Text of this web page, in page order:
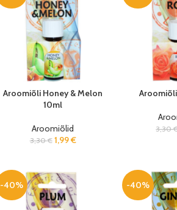
Aroomiõli Honey & Melon
10ml
Aroomiõlid
3,30€ 1,99€
3,30
-40% -40%